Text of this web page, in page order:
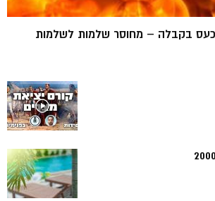
בקבלה – מחוסר שלמות לשלמות